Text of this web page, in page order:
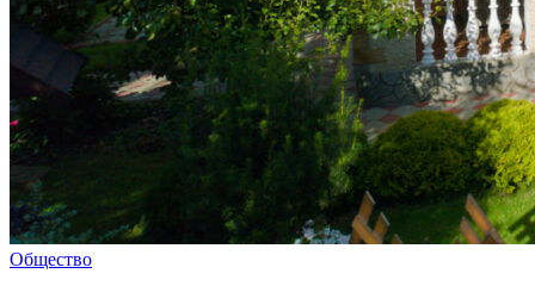
Общество